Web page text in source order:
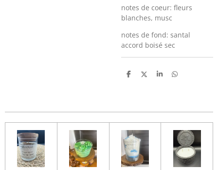
notes de coeur: fleurs
blanches, musc
notes de fond: santal
accord boisé sec
P
g
r
P
g
r
P
g
r
P
g
r